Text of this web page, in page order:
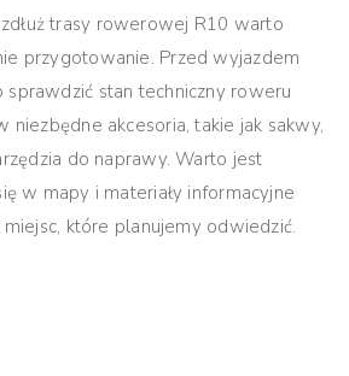
trasy rowerowej R10 warto
przygotowanie. Przed wyjazdem
stan techniczny roweru
niezbędne akcesoria, takie jak sakwy,
do naprawy. Warto jest
w mapy i materiały informacyjne
które planujemy odwiedzić.